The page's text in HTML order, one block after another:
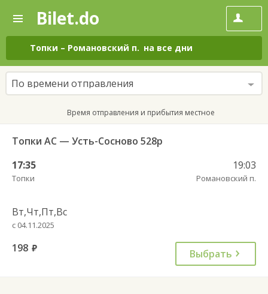
—
Поиск
и
покупка
билетов
на
автобус
онлайн
Bilet.do
Топки – Романовский п. на все дни
По времени отправления
Время отправления и прибытия местное
Топки АС — Усть-Сосново 528р
17:35
Топки
19:03
Романовский п.
Вт,Чт,Пт,Вс
с 04.11.2025
198 руб. Выбрать